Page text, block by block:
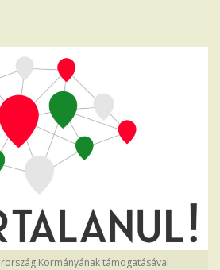
Kormányának támogatásával